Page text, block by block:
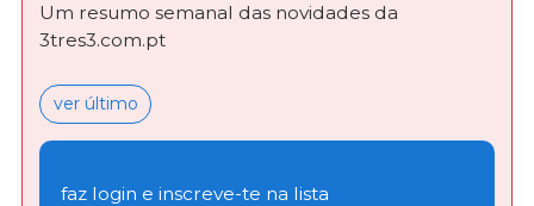
Um resumo semanal das novidades da
3tres3.com.pt
ver último
faz login e inscreve-te na lista